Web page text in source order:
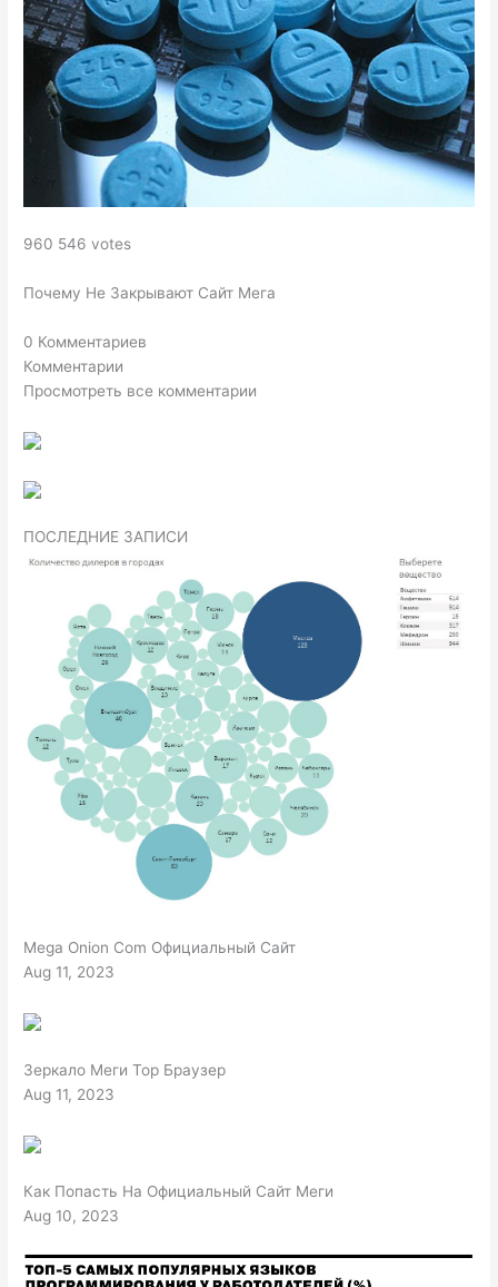
960 546 votes
Почему Не Закрывают Сайт Мега
0 Комментариев
Комментарии
Просмотреть все комментарии
ПОСЛЕДНИЕ ЗАПИСИ
Mega Onion Com Официальный Сайт
Aug 11, 2023
Зеркало Меги Тор Браузер
Aug 11, 2023
Как Попасть На Официальный Сайт Меги
Aug 10, 2023